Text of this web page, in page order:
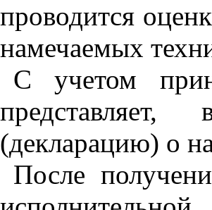
проводится
намечаемых
С учетом
(декларацию) о
После